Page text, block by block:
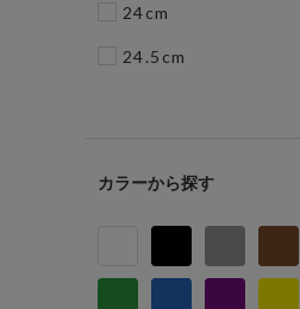
24cm
24.5cm
カラー